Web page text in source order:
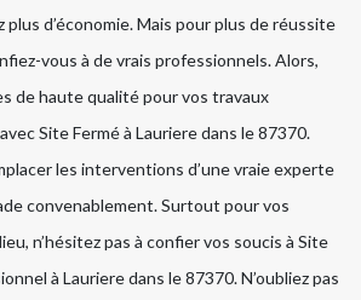
plus d’économie. Mais pour plus de réussite
vous à de vrais professionnels. Alors,
de haute qualité pour vos travaux
Site Fermé à Lauriere dans le 87370.
les interventions d’une vraie experte
convenablement. Surtout pour vos
n’hésitez pas à confier vos soucis à Site
à Lauriere dans le 87370. N’oubliez pas